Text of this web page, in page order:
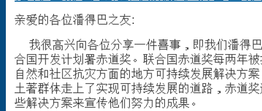
亲爱的各位潘得巴之友:
我很高兴向各位分享一件喜事，即我们潘得
合国开发计划署赤道奖。联合国赤道奖每两年
自然和社区抗灾方面的地方可持续发展解决方
土著群体走上了实现可持续发展的道路，赤道
些解决方案来宣传他们努力的成果。